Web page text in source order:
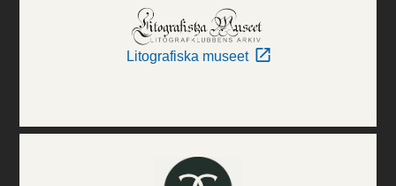
Litografiska museet